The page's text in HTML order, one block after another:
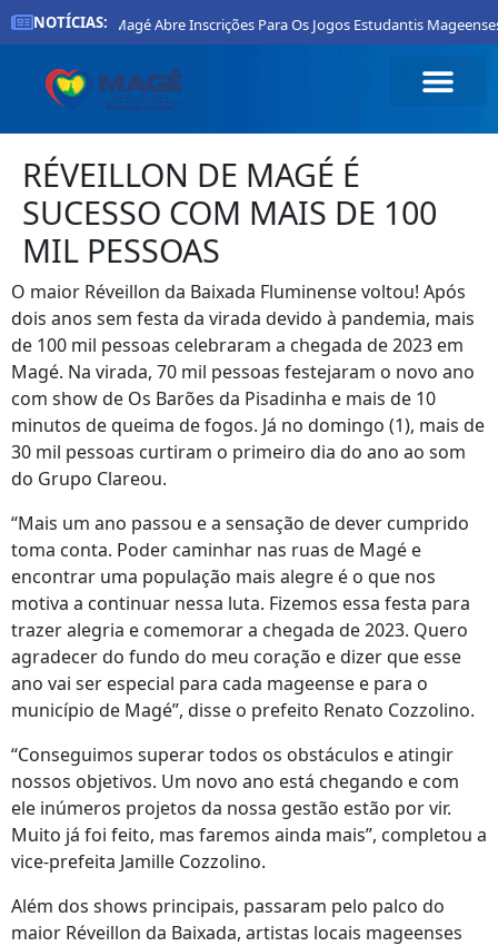
NOTÍCIAS:
De Magé Abre Inscrições Para Os Jogos Estudantis Mageenses 2026
RÉVEILLON DE MAGÉ É
SUCESSO COM MAIS DE 100
MIL PESSOAS
O maior Réveillon da Baixada Fluminense voltou! Após
dois anos sem festa da virada devido à pandemia, mais
de 100 mil pessoas celebraram a chegada de 2023 em
Magé. Na virada, 70 mil pessoas festejaram o novo ano
com show de Os Barões da Pisadinha e mais de 10
minutos de queima de fogos. Já no domingo (1), mais de
30 mil pessoas curtiram o primeiro dia do ano ao som
do Grupo Clareou.
“Mais um ano passou e a sensação de dever cumprido
toma conta. Poder caminhar nas ruas de Magé e
encontrar uma população mais alegre é o que nos
motiva a continuar nessa luta. Fizemos essa festa para
trazer alegria e comemorar a chegada de 2023. Quero
agradecer do fundo do meu coração e dizer que esse
ano vai ser especial para cada mageense e para o
município de Magé”, disse o prefeito Renato Cozzolino.
“Conseguimos superar todos os obstáculos e atingir
nossos objetivos. Um novo ano está chegando e com
ele inúmeros projetos da nossa gestão estão por vir.
Muito já foi feito, mas faremos ainda mais”, completou a
vice-prefeita Jamille Cozzolino.
Além dos shows principais, passaram pelo palco do
maior Réveillon da Baixada, artistas locais mageenses